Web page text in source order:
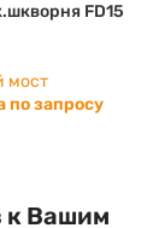
FD15
мост
по запросу
к Вашим